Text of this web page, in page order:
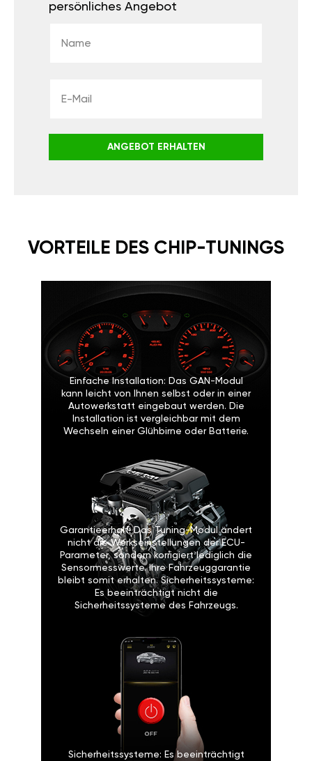
persönliches Angebot
ANGEBOT ERHALTEN
VORTEILE DES CHIP-TUNINGS
Einfache Installation: Das GAN-Modul
kann leicht von Ihnen selbst oder in einer
Autowerkstatt eingebaut werden. Die
Installation ist vergleichbar mit dem
Wechseln einer Glühbirne oder Batterie.
Garantieerhalt: Das Tuning-Modul ändert
nicht die Werkseinstellungen der ECU-
Parameter, sondern korrigiert lediglich die
Sensormesswerte. Ihre Fahrzeuggarantie
bleibt somit erhalten. Sicherheitssysteme:
Es beeinträchtigt nicht die
Sicherheitssysteme des Fahrzeugs.
Sicherheitssysteme: Es beeinträchtigt